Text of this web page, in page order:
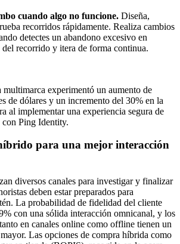
cuando algo no funcione. Diseña,
recorridos rápidamente. Realiza cambios
detectes un abandono excesivo en
recorrido y itera de forma continua.
experimentó un aumento de
de dólares y un incremento del 30% en la
al implementar una experiencia segura de
Ping Identity.
para una mejor interacción
diversos canales para investigar y finalizar
deben estar preparados para
La probabilidad de fidelidad del cliente
con una sólida interacción omnicanal, y los
en canales online como offline tienen un
Las opciones de compra híbrida como